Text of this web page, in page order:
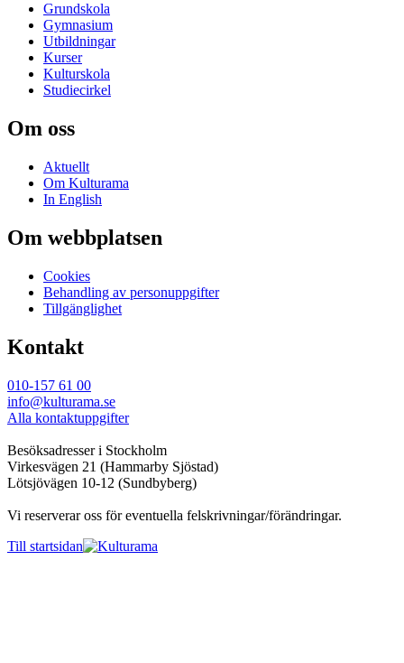
Grundskola
Gymnasium
Utbildningar
Kurser
Kulturskola
Studiecirkel
Om oss
Aktuellt
Om Kulturama
In English
Om webbplatsen
Cookies
Behandling av personuppgifter
Tillgänglighet
Kontakt
010-157 61 00
info@kulturama.se
Alla kontaktuppgifter
Besöksadresser i Stockholm
Virkesvägen 21 (Hammarby Sjöstad)
Lötsjövägen 10-12 (Sundbyberg)
Vi reserverar oss för eventuella felskrivningar/förändringar.
Till startsidan